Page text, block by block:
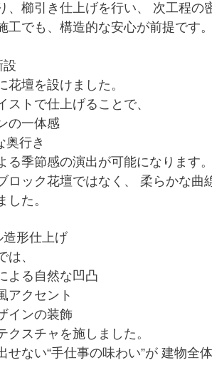
、櫛引き仕上げを行い、 次工程の
工でも、構造的な安心が前提です。
設
花壇を設けました。
ストで仕上げることで、
の一体感
奥行き
る季節感の演出が可能になります。
ロック花壇ではなく、 柔らかな
した。
造形仕上げ
は、
よる自然な凹凸
アクセント
インの装飾
クスチャ を施しました。
せない“手仕事の味わい”が 建物全